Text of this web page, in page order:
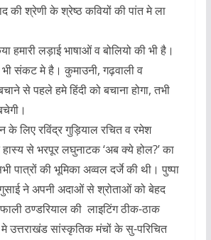
की श्रेणी के श्रेष्ठ कवियों की पांत मे ला
हमारी लड़ाई भाषाओं व बोलियो की भी है।
भी संकट मे है। कुमाउनी, गढ़वाली व
से पहले हमे हिंदी को बचाना होगा, तभी
के लिए रविंद्र गुड़ियाल रचित व रमेश
हास्य से भरपूर लघुनाटक ‘अब क्ये होल?’ का
पात्रों की भूमिका अव्वल दर्जे की थी। पुष्पा
ने अपनी अदाओं से श्रोताओं को बेहद
ठण्डरियाल की लाइटिंग ठीक-ठाक
मे उत्तराखंड सांस्कृतिक मंचों के सु-परिचित